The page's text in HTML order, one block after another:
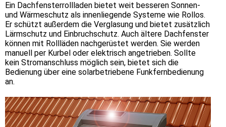
Ein Dachfensterrollladen bietet weit besseren Sonnen-
und Wärmeschutz als innenliegende Systeme wie Rollos.
Er schützt außerdem die Verglasung und bietet zusätzlich
Lärmschutz und Einbruchschutz. Auch ältere Dachfenster
können mit Rollläden nachgerüstet werden. Sie werden
manuell per Kurbel oder elektrisch angetrieben. Sollte
kein Stromanschluss möglich sein, bietet sich die
Bedienung über eine solarbetriebene Funkfernbedienung
an.